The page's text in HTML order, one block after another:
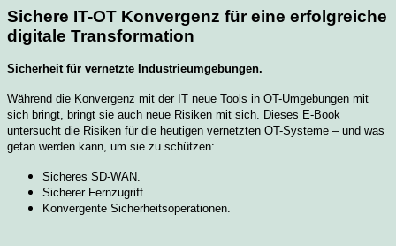
Sichere IT-OT Konvergenz für eine erfolgreiche
digitale Transformation
Sicherheit für vernetzte Industrieumgebungen.
Während die Konvergenz mit der IT neue Tools in OT-Umgebungen mit
sich bringt, bringt sie auch neue Risiken mit sich. Dieses E-Book
untersucht die Risiken für die heutigen vernetzten OT-Systeme – und was
getan werden kann, um sie zu schützen:
Sicheres SD-WAN.
Sicherer Fernzugriff.
Konvergente Sicherheitsoperationen.